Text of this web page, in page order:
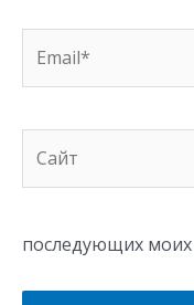
последующих